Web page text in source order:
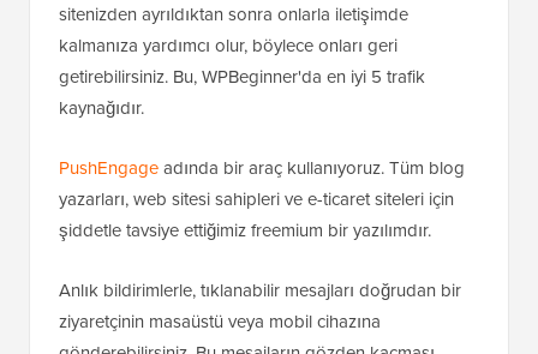
sitenizden ayrıldıktan sonra onlarla iletişimde
kalmanıza yardımcı olur, böylece onları geri
getirebilirsiniz. Bu, WPBeginner'da en iyi 5 trafik
kaynağıdır.
PushEngageadında bir araç kullanıyoruz. Tüm blog
yazarları, web sitesi sahipleri ve e-ticaret siteleri için
şiddetle tavsiye ettiğimiz freemium bir yazılımdır.
Anlık bildirimlerle, tıklanabilir mesajları doğrudan bir
ziyaretçinin masaüstü veya mobil cihazına